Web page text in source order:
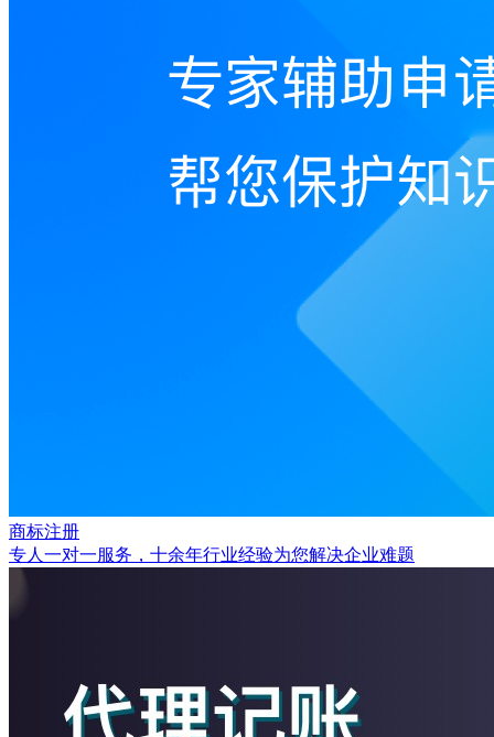
商标注册
专人一对一服务，十余年行业经验为您解决企业难题